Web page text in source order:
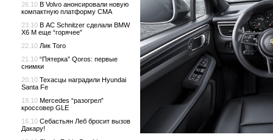
26.10 В Volvo анонсировали новую
компактную платформу CMA
23.10 В AC Schnitzer сделали BMW
X6 M еще “горячее”
22.10 Лик Toro
21.10 “Пятерка” Qoros: первые
снимки
20.10 Техасцы наградили Hyundai
Santa Fe
19.10 Mercedes “разогрел”
кроссовер GLE
16.10 Себастьян Леб бросит вызов
Дакару!